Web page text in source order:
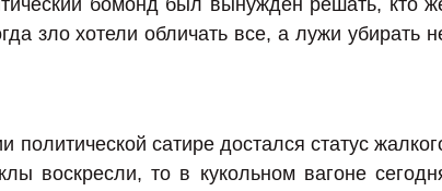
бомонд был вынужден решать, кто
зло хотели обличать все, а лужи убирать
политической сатире достался статус
воскресли, то в кукольном вагоне